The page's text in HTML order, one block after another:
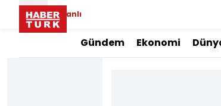
Canlı
Gündem Ekonomi